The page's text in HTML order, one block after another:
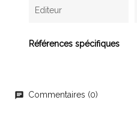
Editeur
Références spécifiques
chat Commentaires (0)